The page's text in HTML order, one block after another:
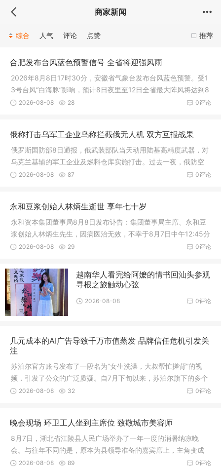
商家新闻
推荐
综合 人气 评论 点赞
合肥发布台风蓝色预警信号 全省将迎强风雨
2026年8月8日17时30分，安徽省气象台发布台风蓝色预警。受1
3号台风“白海豚”影响，预计8日夜里至12日全省最大阵风将达到8
级左右，高海拔山区和水面上阵风可能达到10~11级
0评论
2026-08-08 28
俄称打击乌军工企业乌称拦截俄无人机 双方互报战果
俄罗斯国防部8日通报，俄武装部队当天动用陆基高精度武器，对
乌克兰基辅的军工企业及燃料仓库实施打击。过去一夜，俄防空
力量在别尔哥罗德州、罗斯托夫州等多地拦截了397架乌克兰无人
0评论
2026-08-08 87
永和豆浆创始人林炳生逝世 享年七十岁
永和资本集团董事局8月8日发布讣告：集团董事局主席、永和豆
浆创始人林炳生先生，因病医治无效，不幸于8月7日中午12:45分
在台北安详逝世，享年七十岁
0评论
2026-08-08 29
越南华人看完给阿嬷的情书回汕头参观
寻根之旅触动心弦
0评论
2026-08-08
几元成本的AI广告导致千万市值蒸发 品牌信任危机引发关
注
苏泊尔官方账号发布了一段名为“女生洗澡，大叔帮忙搓背”的视
频，引发了公众的广泛质疑。自7月下旬以来，苏泊尔旗下的多个
电商账号批量发布了AI生成的擦边短视频，内容以异性闯入私密0评论
2026-08-08 32
晚会现场 环卫工人坐到主席位 致敬城市美容师
8月7日，湖北省江陵县人民广场举办了一年一度的消暑纳凉晚
会。与往年不同的是，原本为县领导准备的嘉宾席上，主角变成
了十余名环卫工人代表。傍晚六点半，广场舞台前已经聚集了大
0评论
2026-08-08 89